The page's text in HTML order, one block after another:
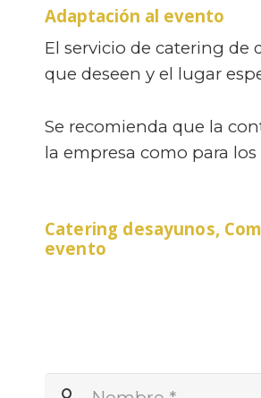
Adaptación al evento
El servicio de catering de
que deseen y el lugar
Se recomienda que la
la empresa como para
Catering desayunos,
evento